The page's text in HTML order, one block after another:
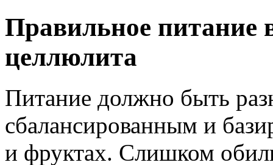
Правильное питание
целлюлита
Питание должно быть
сбалансированным и
и фруктах. Слишком